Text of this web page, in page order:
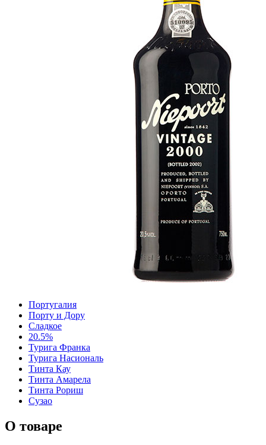
Португалия
Порту и Дору
Сладкое
20.5%
Турига Франка
Турига Насиональ
Тинта Кау
Тинта Амарела
Тинта Рориш
Сузао
О товаре